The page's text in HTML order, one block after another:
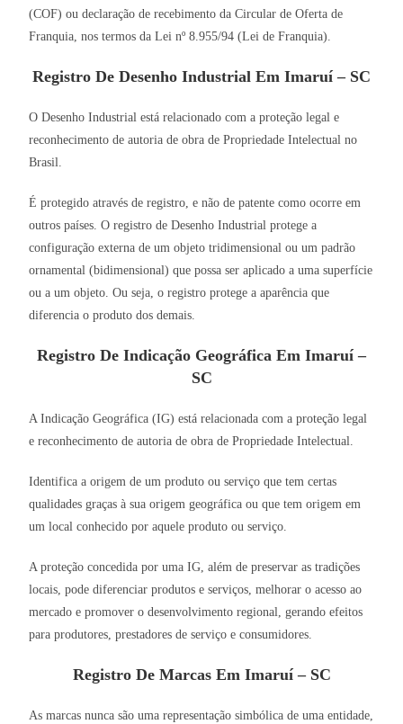
(COF) ou declaração de recebimento da Circular de Oferta de
Franquia, nos termos da Lei nº 8.955/94 (Lei de Franquia).
Registro De Desenho Industrial Em Imaruí – SC
O Desenho Industrial está relacionado com a proteção legal e
reconhecimento de autoria de obra de Propriedade Intelectual no
Brasil.
É protegido através de registro, e não de patente como ocorre em
outros países. O registro de Desenho Industrial protege a
configuração externa de um objeto tridimensional ou um padrão
ornamental (bidimensional) que possa ser aplicado a uma superfície
ou a um objeto. Ou seja, o registro protege a aparência que
diferencia o produto dos demais.
Registro De Indicação Geográfica Em Imaruí –
SC
A Indicação Geográfica (IG) está relacionada com a proteção legal
e reconhecimento de autoria de obra de Propriedade Intelectual.
Identifica a origem de um produto ou serviço que tem certas
qualidades graças à sua origem geográfica ou que tem origem em
um local conhecido por aquele produto ou serviço.
A proteção concedida por uma IG, além de preservar as tradições
locais, pode diferenciar produtos e serviços, melhorar o acesso ao
mercado e promover o desenvolvimento regional, gerando efeitos
para produtores, prestadores de serviço e consumidores.
Registro De Marcas Em Imaruí – SC
As marcas nunca são uma representação simbólica de uma entidade,